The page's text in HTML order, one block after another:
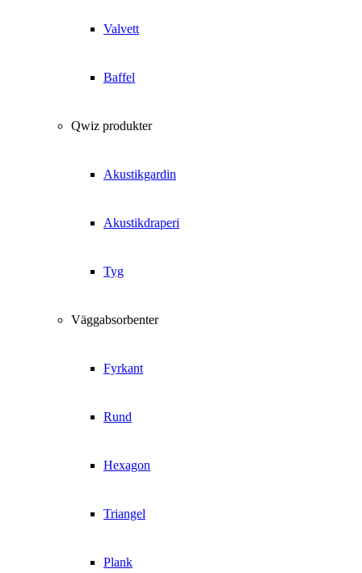
Valvett
Baffel
Qwiz produkter
Akustikgardin
Akustikdraperi
Tyg
Väggabsorbenter
Fyrkant
Rund
Hexagon
Triangel
Plank